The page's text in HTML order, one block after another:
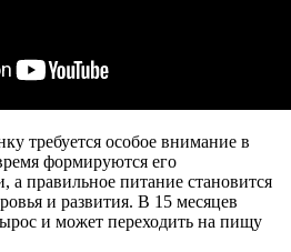
требуется особое внимание в
формируются его
а правильное питание становится
и развития. В 15 месяцев
и может переходить на пищу